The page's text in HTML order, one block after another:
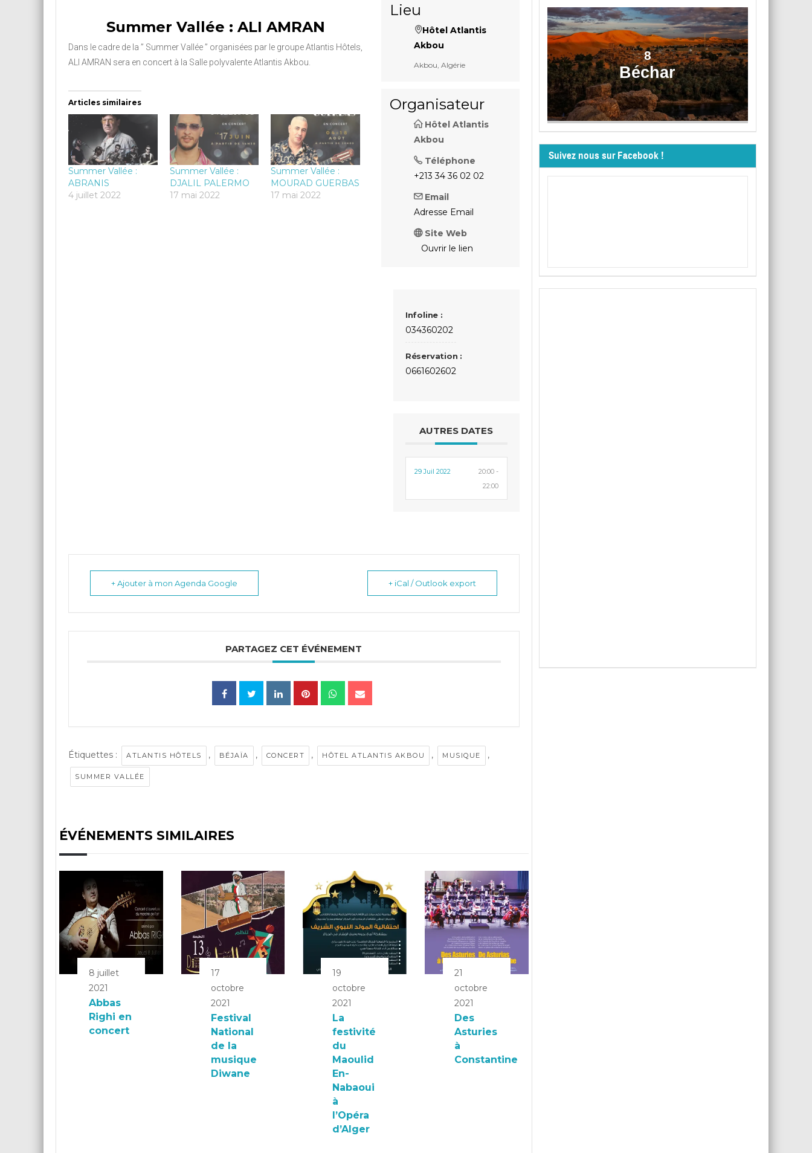
Summer Vallée : ALI AMRAN
Dans le cadre de la ” Summer Vallée ” organisées par le groupe Atlantis Hôtels,
ALI AMRAN sera en concert à la Salle polyvalente Atlantis Akbou.
Articles similaires
Summer Vallée :
ABRANIS
4 juillet 2022
Summer Vallée :
DJALIL PALERMO
17 mai 2022
Summer Vallée :
MOURAD GUERBAS
17 mai 2022
Lieu
Hôtel Atlantis
Akbou
Akbou, Algérie
Organisateur
Hôtel Atlantis
Akbou
Téléphone
+213 34 36 02 02
Email
Adresse Email
Site Web
Ouvrir le lien
Infoline :
034360202
Réservation :
0661602602
AUTRES DATES
29 Juil 2022
20:00 -
22:00
+ Ajouter à mon Agenda Google + iCal / Outlook export
PARTAGEZ CET ÉVÉNEMENT
Étiquettes : ATLANTIS HÔTELS , BÉJAÏA , CONCERT , HÔTEL ATLANTIS AKBOU , MUSIQUE ,
SUMMER VALLÉE
ÉVÉNEMENTS SIMILAIRES
8 juillet
2021
Abbas
Righi en
concert
17
octobre
2021
Festival
National
de la
musique
Diwane
19
octobre
2021
La
festivité
du
Maoulid
En-
Nabaoui
à
l’Opéra
d’Alger
21
octobre
2021
Des
Asturies
à
Constantine
8
Béchar
Suivez nous sur Facebook !